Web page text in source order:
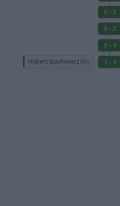
0 - 2
0 - 3
0 - 4
Hubert Stachowicz(80) 1 - 4